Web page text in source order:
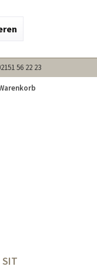
56 22 23
SIT